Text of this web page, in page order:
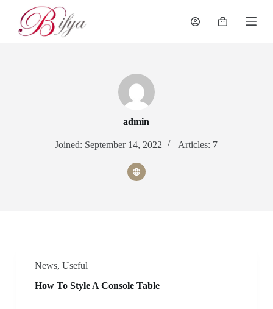
Shopping
admin
Joined: September 14, 2022 Articles: 7
News, Useful
How To Style A Console Table